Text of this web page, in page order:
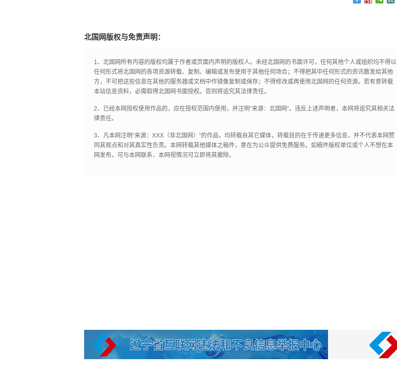
北国网版权与免责声明：
1、北国网所有内容的版权均属于作者或页面内声明的版权人。未经北国网的书面许可，任何其他个人或组织均不得以
任何形式将北国网的各项资源转载、复制、编辑或发布使用于其他任何场合；不得把其中任何形式的资讯散发给其他
方，不可把这些信息在其他的服务器或文档中作镜像复制或保存；不得修改或再使用北国网的任何资源。若有意转载
本站信息资料，必需取得北国网书面授权。否则将追究其法律责任。
2、已经本网授权使用作品的，应在授权范围内使用，并注明“来源：北国网”。违反上述声明者，本网将追究其相关法
律责任。
3、凡本网注明“来源：XXX（非北国网）”的作品，均转载自其它媒体，转载目的在于传递更多信息，并不代表本网赞
同其观点和对其真实性负责。本网转载其他媒体之稿件，意在为公众提供免费服务。如稿件版权单位或个人不想在本
网发布，可与本网联系，本网视情况可立即将其撤除。